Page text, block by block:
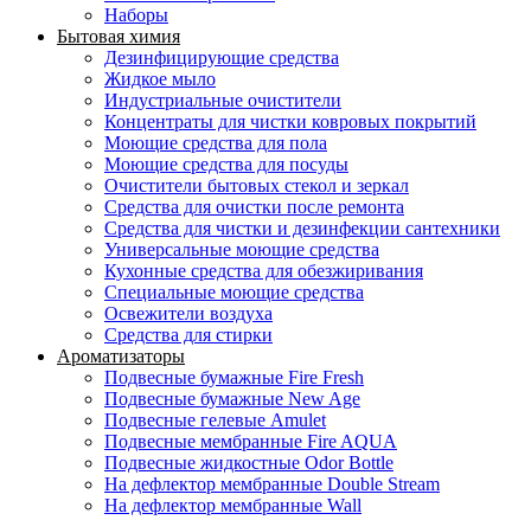
Наборы
Бытовая химия
Дезинфицирующие средства
Жидкое мыло
Индустриальные очистители
Концентраты для чистки ковровых покрытий
Моющие средства для пола
Моющие средства для посуды
Очистители бытовых стекол и зеркал
Средства для очистки после ремонта
Средства для чистки и дезинфекции сантехники
Универсальные моющие средства
Кухонные средства для обезжиривания
Специальные моющие средства
Освежители воздуха
Средства для стирки
Ароматизаторы
Подвесные бумажные Fire Fresh
Подвесные бумажные New Age
Подвесные гелевые Amulet
Подвесные мембранные Fire AQUA
Подвесные жидкостные Odor Bottle
На дефлектор мембранные Double Stream
На дефлектор мембранные Wall